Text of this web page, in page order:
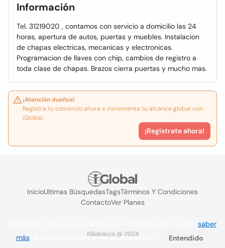
Información
Tel. 31219020 , contamos con servicio a domicilio las 24
horas, apertura de autos, puertas y muebles. Instalacion
de chapas electricas, mecanicas y electronicas.
Programacion de llaves con chip, cambios de registro a
toda clase de chapas. Brazos cierra puertas y mucho mas.
¡Atención dueños!
Registra tu comercio ahora e incrementa tu alcance global con
iGlobal.
¡Registrate ahora!
InicioUltimas BúsquedasTagsTérminos Y Condiciones
ContactoVer Planes
iGlobal.co @ 2024
saber
más . Si continúa navegando acepta su uso. Entendido